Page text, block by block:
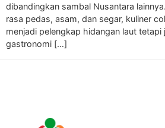
dibandingkan sambal Nusantara
rasa pedas, asam, dan segar, kuliner
menjadi pelengkap hidangan laut tetapi
gastronomi […]